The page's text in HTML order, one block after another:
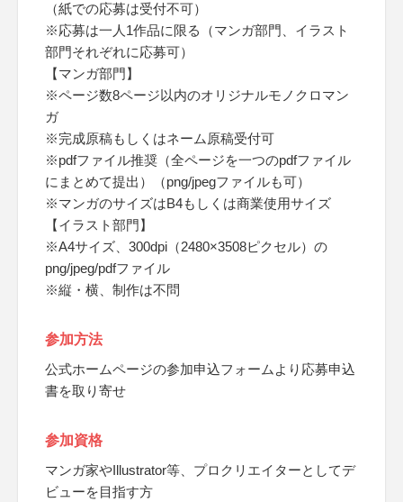
（紙での応募は受付不可）
※応募は一人1作品に限る（マンガ部門、イラスト
部門それぞれに応募可）
【マンガ部門】
※ページ数8ページ以内のオリジナルモノクロマン
ガ
※完成原稿もしくはネーム原稿受付可
※pdfファイル推奨（全ページを一つのpdfファイル
にまとめて提出）（png/jpegファイルも可）
※マンガのサイズはB4もしくは商業使用サイズ
【イラスト部門】
※A4サイズ、300dpi（2480×3508ピクセル）の
png/jpeg/pdfファイル
※縦・横、制作は不問
参加方法
公式ホームページの参加申込フォームより応募申込
書を取り寄せ
参加資格
マンガ家やIllustrator等、プロクリエイターとしてデ
ビューを目指す方